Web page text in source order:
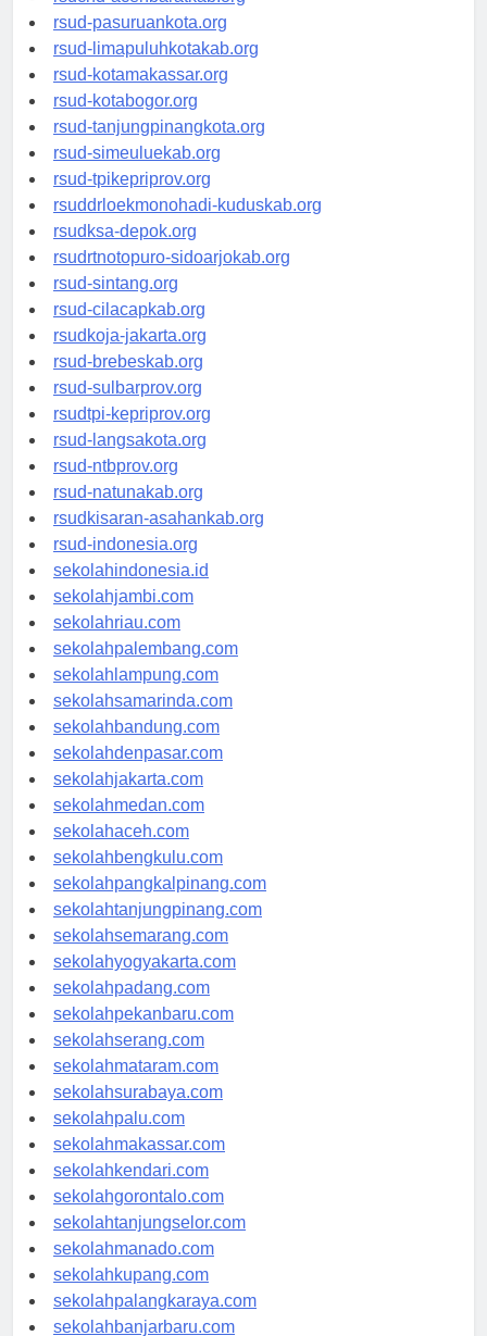
rsucnd-acehbaratkab.org
rsud-pasuruankota.org
rsud-limapuluhkotakab.org
rsud-kotamakassar.org
rsud-kotabogor.org
rsud-tanjungpinangkota.org
rsud-simeuluekab.org
rsud-tpikepriprov.org
rsuddrloekmonohadi-kuduskab.org
rsudksa-depok.org
rsudrtnotopuro-sidoarjokab.org
rsud-sintang.org
rsud-cilacapkab.org
rsudkoja-jakarta.org
rsud-brebeskab.org
rsud-sulbarprov.org
rsudtpi-kepriprov.org
rsud-langsakota.org
rsud-ntbprov.org
rsud-natunakab.org
rsudkisaran-asahankab.org
rsud-indonesia.org
sekolahindonesia.id
sekolahjambi.com
sekolahriau.com
sekolahpalembang.com
sekolahlampung.com
sekolahsamarinda.com
sekolahbandung.com
sekolahdenpasar.com
sekolahjakarta.com
sekolahmedan.com
sekolahaceh.com
sekolahbengkulu.com
sekolahpangkalpinang.com
sekolahtanjungpinang.com
sekolahsemarang.com
sekolahyogyakarta.com
sekolahpadang.com
sekolahpekanbaru.com
sekolahserang.com
sekolahmataram.com
sekolahsurabaya.com
sekolahpalu.com
sekolahmakassar.com
sekolahkendari.com
sekolahgorontalo.com
sekolahtanjungselor.com
sekolahmanado.com
sekolahkupang.com
sekolahpalangkaraya.com